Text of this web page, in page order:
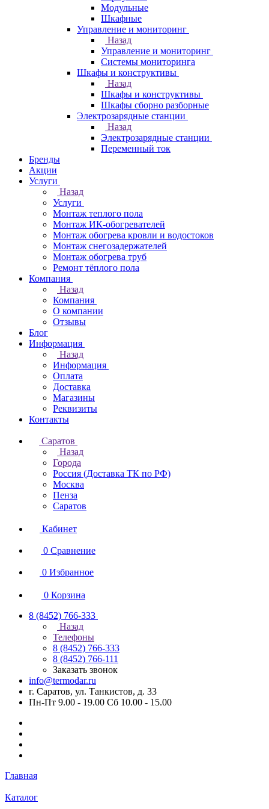
Модульные
Шкафные
Управление и мониторинг
Назад
Управление и мониторинг
Системы мониторинга
Шкафы и конструктивы
Назад
Шкафы и конструктивы
Шкафы сборно разборные
Электрозарядные станции
Назад
Электрозарядные станции
Переменный ток
Бренды
Акции
Услуги
Назад
Услуги
Монтаж теплого пола
Монтаж ИК-обогревателей
Монтаж обогрева кровли и водостоков
Монтаж снегозадержателей
Монтаж обогрева труб
Ремонт тёплого пола
Компания
Назад
Компания
О компании
Отзывы
Блог
Информация
Назад
Информация
Оплата
Доставка
Магазины
Реквизиты
Контакты
Саратов
Назад
Города
Россия (Доставка ТК по РФ)
Москва
Пенза
Саратов
Кабинет
0 Сравнение
0 Избранное
0 Корзина
8 (8452) 766-333
Назад
Телефоны
8 (8452) 766-333
8 (8452) 766-111
Заказать звонок
info@termodar.ru
г. Саратов, ул. Танкистов, д. 33
Пн-Пт 9.00 - 19.00 Сб 10.00 - 15.00
Главная
Каталог